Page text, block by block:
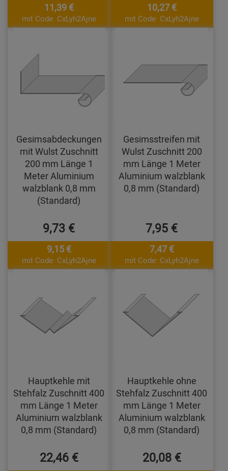
11,39 €
mit Code: CxLyh2Ajne
10,27 €
mit Code: CxLyh2Ajne
Gesimsabdeckungen
mit Wulst Zuschnitt
200 mm Länge 1
Meter Aluminium
walzblank 0,8 mm
(Standard)
9,73 €
9,15 €
mit Code: CxLyh2Ajne
Gesimsstreifen mit
Wulst Zuschnitt 200
mm Länge 1 Meter
Aluminium walzblank
0,8 mm (Standard)
7,95 €
7,47 €
mit Code: CxLyh2Ajne
Hauptkehle mit
Stehfalz Zuschnitt 400
mm Länge 1 Meter
Aluminium walzblank
0,8 mm (Standard)
22,46 €
Hauptkehle ohne
Stehfalz Zuschnitt 400
mm Länge 1 Meter
Aluminium walzblank
0,8 mm (Standard)
20,08 €